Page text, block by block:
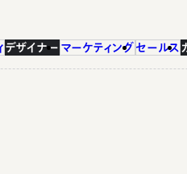
デザイナー マーケティング セールス